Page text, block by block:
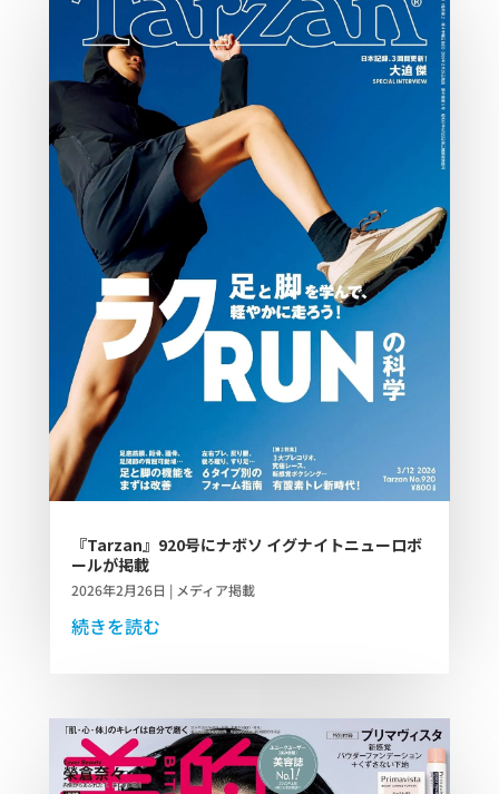
『Tarzan』920号にナボソ イグナイトニューロボ
ールが掲載
2026年2月26日 | メディア掲載
続きを読む